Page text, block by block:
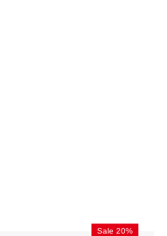
Sale 20%